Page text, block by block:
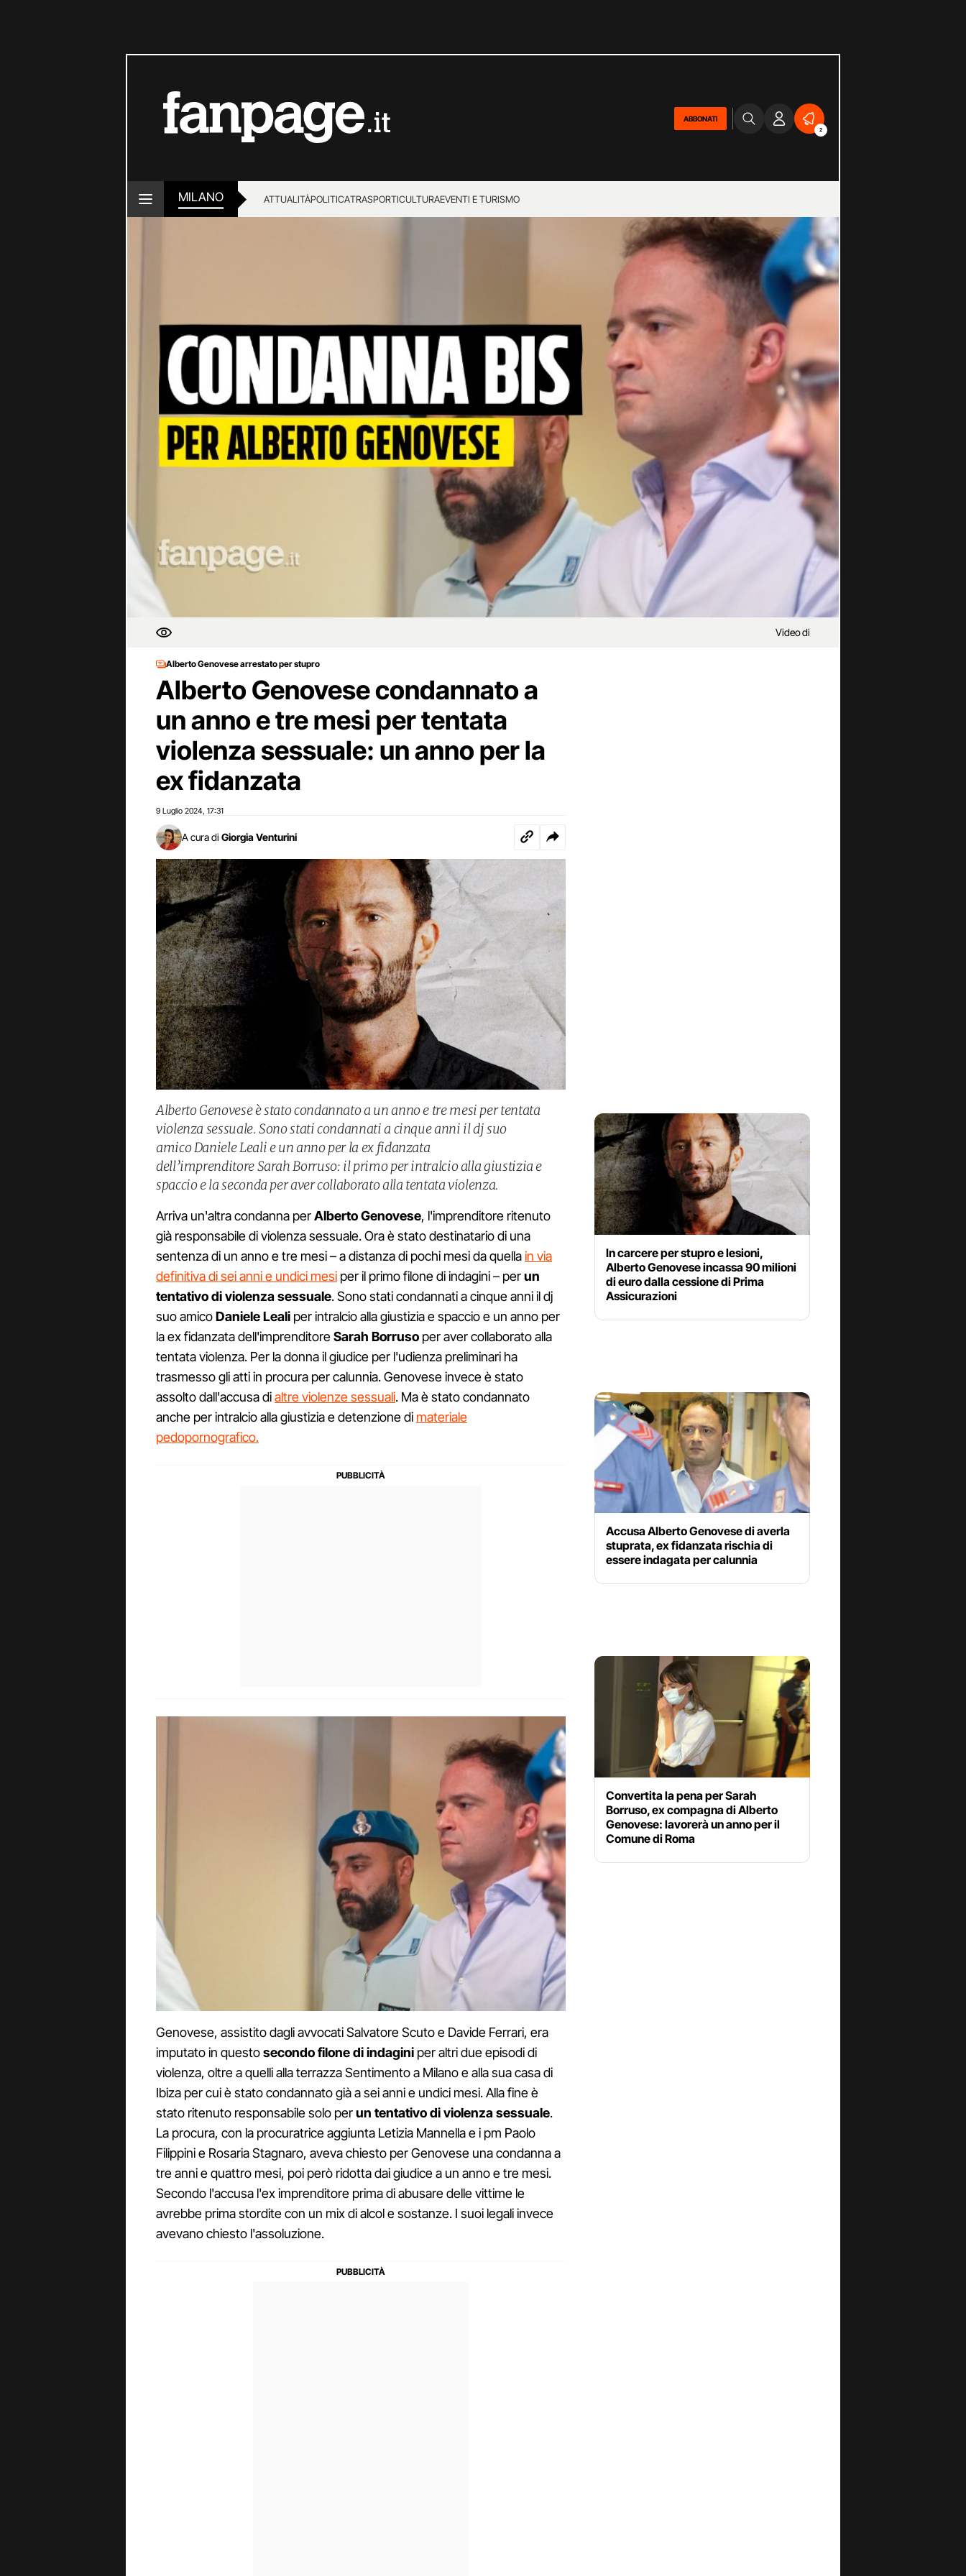
ABBONATI
2
MILANO ATTUALITÀPOLITICATRASPORTICULTURAEVENTI E TURISMO
Video di
Alberto Genovese arrestato per stupro
Alberto Genovese condannato a
un anno e tre mesi per tentata
violenza sessuale: un anno per la
ex fidanzata
9 Luglio 2024 17:31
A cura di Giorgia Venturini
Alberto Genovese è stato condannato a un anno e tre mesi per tentata
violenza sessuale. Sono stati condannati a cinque anni il dj suo
amico Daniele Leali e un anno per la ex fidanzata
dell’imprenditore Sarah Borruso: il primo per intralcio alla giustizia e
spaccio e la seconda per aver collaborato alla tentata violenza.
Arriva un'altra condanna perAlberto Genovese, l'imprenditore ritenuto
già responsabile di violenza sessuale. Ora è stato destinatario di una
sentenza di un anno e tre mesi – a distanza di pochi mesi da quellain via
definitiva di sei anni e undici mesi per il primo filone di indagini – perun
tentativo di violenza sessuale. Sono stati condannati a cinque anni il dj
suo amicoDaniele Leali per intralcio alla giustizia e spaccio e un anno per
la ex fidanzata dell'imprenditoreSarah Borruso per aver collaborato alla
tentata violenza. Per la donna il giudice per l'udienza preliminari ha
trasmesso gli atti in procura per calunnia. Genovese invece è stato
assolto dall'accusa dialtre violenze sessuali. Ma è stato condannato
anche per intralcio alla giustizia e detenzione di materiale
pedopornografico.
Genovese, assistito dagli avvocati Salvatore Scuto e Davide Ferrari, era
imputato in questosecondo filone di indagini per altri due episodi di
violenza, oltre a quelli alla terrazza Sentimento a Milano e alla sua casa di
Ibiza per cui è stato condannato già a sei anni e undici mesi. Alla fine è
stato ritenuto responsabile solo perun tentativo di violenza sessuale.
La procura, con la procuratrice aggiunta Letizia Mannella e i pm Paolo
Filippini e Rosaria Stagnaro, aveva chiesto per Genovese una condanna a
tre anni e quattro mesi, poi però ridotta dai giudice a un anno e tre mesi.
Secondo l'accusa l'ex imprenditore prima di abusare delle vittime le
avrebbe prima stordite con un mix di alcol e sostanze. I suoi legali invece
avevano chiesto l'assoluzione.
In carcere per stupro e lesioni,
Alberto Genovese incassa 90 milioni
di euro dalla cessione di Prima
Assicurazioni
Accusa Alberto Genovese di averla
stuprata, ex fidanzata rischia di
essere indagata per calunnia
Convertita la pena per Sarah
Borruso, ex compagna di Alberto
Genovese: lavorerà un anno per il
Comune di Roma